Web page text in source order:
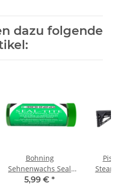
dazu folgende
Bohning
Sehnenwachs Seal
Tite
5,99 € *